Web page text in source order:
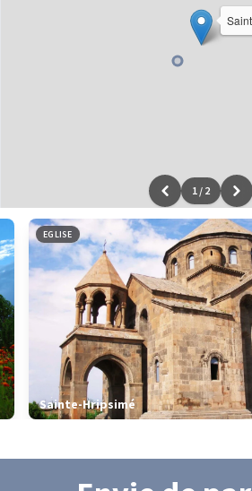
Leaflet|données ©
1 / 2
EGLISE
Sainte-Hripsimé